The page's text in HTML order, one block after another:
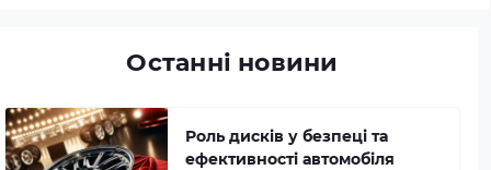
Останні новини
Роль дисків у безпеці та
ефективності автомобіля